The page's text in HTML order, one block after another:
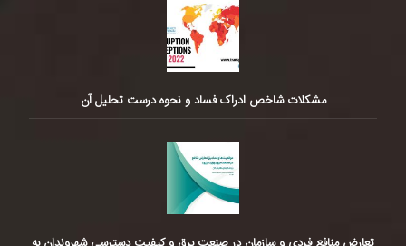
مشکلات شاخص ادراک فساد و نحوه درست تحلیل آن